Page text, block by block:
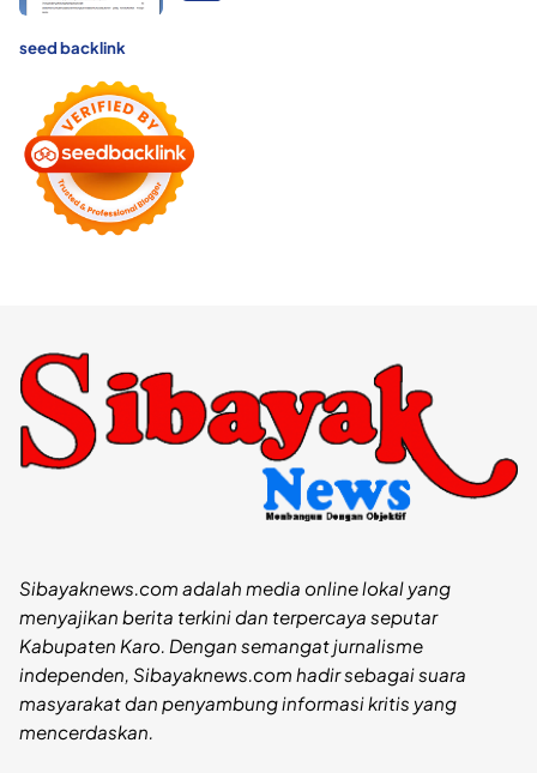
seed backlink
Sibayaknews.com adalah media online lokal yang
menyajikan berita terkini dan terpercaya seputar
Kabupaten Karo. Dengan semangat jurnalisme
independen, Sibayaknews.com hadir sebagai suara
masyarakat dan penyambung informasi kritis yang
mencerdaskan.